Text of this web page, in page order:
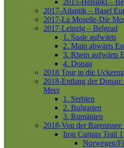
2017-Atlantik – Basel
2017-La Moselle-Die
2017-Leipzig – Belgrad
1. Saale aufwärts
2. Main abwärts
3. Rhein aufwärts
4. Donau
2018 Tour in die
2018-Entlang der
Meer
1. Serbien
2. Bulgarien
3. Rumänien
2018-Von der
Iron Curtain Trail 1
Norwegen/